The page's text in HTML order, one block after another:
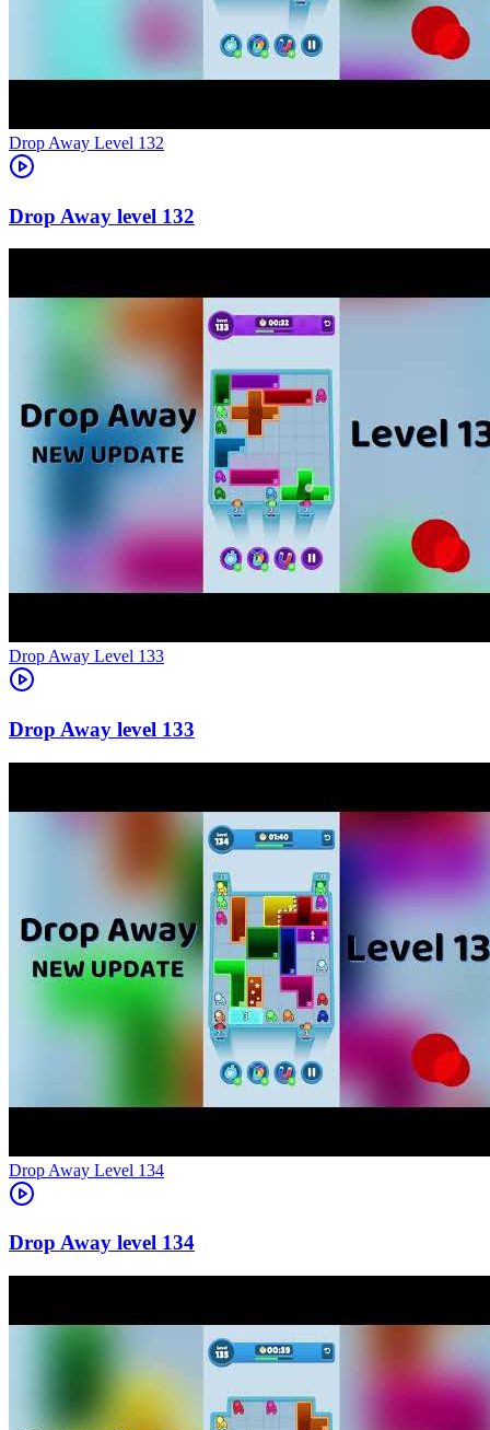
Level 132
132
Level 133
133
Level 134
134